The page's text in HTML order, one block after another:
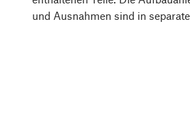
und Ausnahmen sind in